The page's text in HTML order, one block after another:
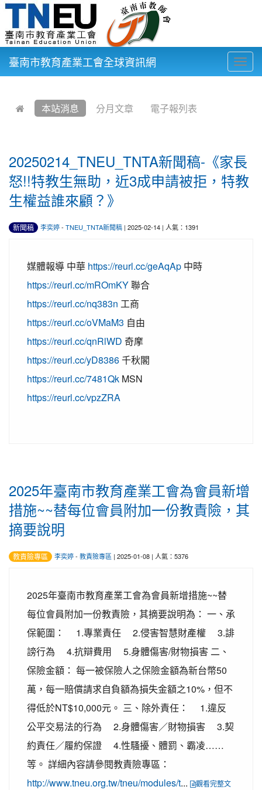
臺南市教育產業工會全球資訊網
本站消息 分月文章 電子報列表
20250214_TNEU_TNTA新聞稿-《家長
怒!!特教生無助，近3成申請被拒，特教
生權益誰來顧？》
新聞稿 李奕婷- TNEU_TNTA新聞稿 | 2025-02-14 | 人氣：1391
媒體報導 中華 https://reurl.cc/geAqAp 中時
https://reurl.cc/mROmKY聯合
https://reurl.cc/nq383n 工商
https://reurl.cc/oVMaM3 自由
https://reurl.cc/qnRlWD 奇摩
https://reurl.cc/yD8386千秋閣
https://reurl.cc/7481Qk MSN
https://reurl.cc/vpzZRA
2025年臺南市教育產業工會為會員新增
措施~~替每位會員附加一份教責險，其
摘要說明
教責險專區 李奕婷- 教責險專區 | 2025-01-08 | 人氣：5376
2025年臺南市教育產業工會為會員新增措施~~替
每位會員附加一份教責險，其摘要說明為： 一、承
保範圍： 1.專業責任 2.侵害智慧財產權 3.誹
謗行為 4.抗辯費用 5.身體傷害/財物損害 二、
保險金額： 每一被保險人之保險金額為新台幣50
萬，每一賠償請求自負額為損失金額之10%，但不
得低於NT$10,000元。 三、除外責任： 1.違反
公平交易法的行為 2.身體傷害／財物損害 3.契
約責任／履約保證 4.性騷擾、體罰、霸凌……
等。 詳細內容請參閱教責險專區：
http://www.tneu.org.tw/tneu/modules/t...
觀看完整文